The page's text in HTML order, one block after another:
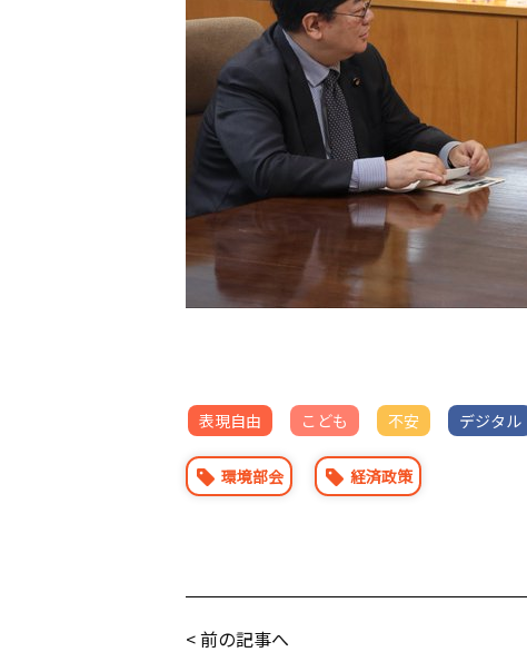
表現自由 こども 不安 デジタル
環境部会 経済政策
< 前の記事へ